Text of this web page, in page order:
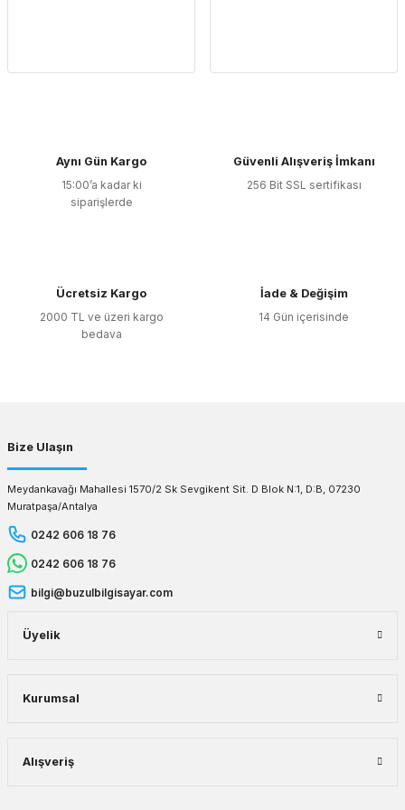
Aynı Gün Kargo
15:00’a kadar ki
siparişlerde
Güvenli Alışveriş İmkanı
256 Bit SSL sertifikası
Ücretsiz Kargo
2000 TL ve üzeri kargo
bedava
İade & Değişim
14 Gün içerisinde
Bize Ulaşın
Meydankavağı Mahallesi 1570/2 Sk Sevgikent Sit. D Blok N:1, D:B, 07230
Muratpaşa/Antalya
0242 606 18 76
0242 606 18 76
bilgi@buzulbilgisayar.com
Üyelik
Kurumsal
Alışveriş